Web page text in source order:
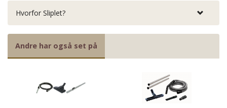
Hvorfor Sliplet?
Andre har også set på